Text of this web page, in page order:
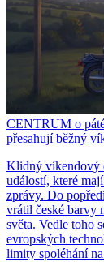
CENTRUM o
přesahují běžný
Klidný víkendový
událostí, které
zprávy. Do
vrátil české barvy
světa. Vedle toho
evropských
limity spoléhání